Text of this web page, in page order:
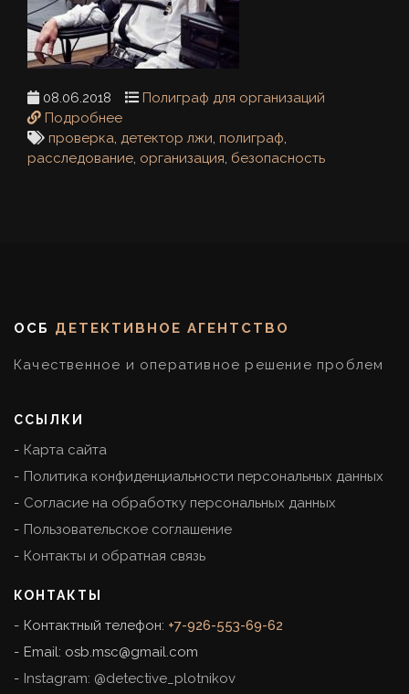
08.06.2018
Полиграф для организаций
Подробнее
проверка, детектор лжи, полиграф,
расследование, организация, безопасность
ОСБ ДЕТЕКТИВНОЕ АГЕНТСТВО
Качественное и оперативное решение проблем
ССЫЛКИ
Карта сайта
Политика конфиденциальности персональных данных
Согласие на обработку персональных данных
Пользовательское соглашение
Контакты и обратная связь
КОНТАКТЫ
Контактный телефон: +7-926-553-69-62
Email: osb.msc@gmail.com
Instagram: @detective_plotnikov